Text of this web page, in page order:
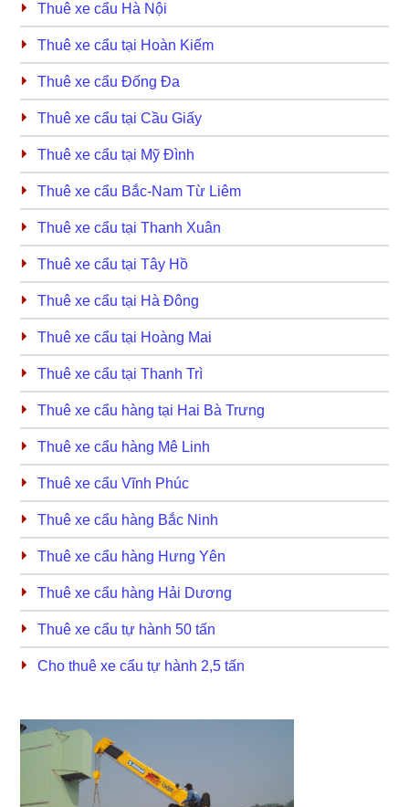
Thuê xe cẩu Hà Nội
Thuê xe cẩu tại Hoàn Kiếm
Thuê xe cẩu Đống Đa
Thuê xe cẩu tại Cầu Giấy
Thuê xe cẩu tại Mỹ Đình
Thuê xe cẩu Bắc-Nam Từ Liêm
Thuê xe cẩu tại Thanh Xuân
Thuê xe cẩu tại Tây Hồ
Thuê xe cẩu tại Hà Đông
Thuê xe cẩu tại Hoàng Mai
Thuê xe cẩu tại Thanh Trì
Thuê xe cẩu hàng tại Hai Bà Trưng
Thuê xe cẩu hàng Mê Linh
Thuê xe cẩu Vĩnh Phúc
Thuê xe cẩu hàng Bắc Ninh
Thuê xe cẩu hàng Hưng Yên
Thuê xe cẩu hàng Hải Dương
Thuê xe cẩu tự hành 50 tấn
Cho thuê xe cẩu tự hành 2,5 tấn